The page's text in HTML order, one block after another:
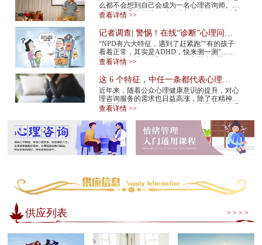
么都不会想到自己会成为一名心理咨询师。我
硕士读的是商学院。后来进入大厂，也有过几
常、...
查看详情 >>
记者调查| 警惕！在线“诊断”心理问
题，越治越病！
“NPD有六大特征，遇到了赶紧跑”“有的孩子
看着正常，其实是ADHD，快来测一测”……
近期，以在线“诊断”NPD（自恋型人格障
的视频在网...
查看详情 >>
这 6 个特征，中任一条都代表心理咨
询师不靠谱！赶紧换
近年来，随着公众心理健康意识的提升，对心
理咨询服务的需求也日益高涨，除了在精神专
科医院就诊以外，很多人也会在市面上的心理
备...
查看详情 >>
供应列表 > > > >